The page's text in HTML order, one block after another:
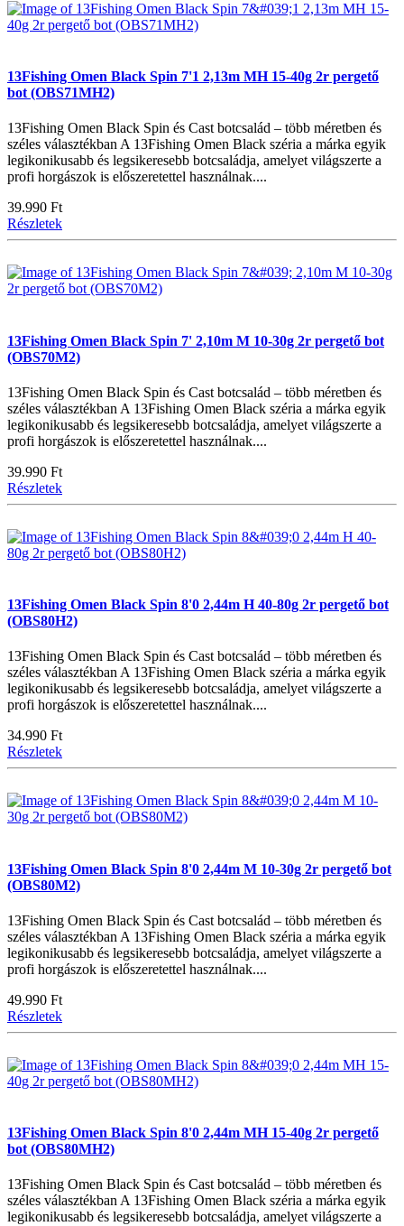
13Fishing Omen Black Spin 7'1 2,13m MH 15-40g 2r pergető
bot (OBS71MH2)
13Fishing Omen Black Spin és Cast botcsalád – több méretben és
széles választékban A 13Fishing Omen Black széria a márka egyik
legikonikusabb és legsikeresebb botcsaládja, amelyet világszerte a
profi horgászok is előszeretettel használnak....
39.990 Ft
Részletek
13Fishing Omen Black Spin 7' 2,10m M 10-30g 2r pergető bot
(OBS70M2)
13Fishing Omen Black Spin és Cast botcsalád – több méretben és
széles választékban A 13Fishing Omen Black széria a márka egyik
legikonikusabb és legsikeresebb botcsaládja, amelyet világszerte a
profi horgászok is előszeretettel használnak....
39.990 Ft
Részletek
13Fishing Omen Black Spin 8'0 2,44m H 40-80g 2r pergető bot
(OBS80H2)
13Fishing Omen Black Spin és Cast botcsalád – több méretben és
széles választékban A 13Fishing Omen Black széria a márka egyik
legikonikusabb és legsikeresebb botcsaládja, amelyet világszerte a
profi horgászok is előszeretettel használnak....
34.990 Ft
Részletek
13Fishing Omen Black Spin 8'0 2,44m M 10-30g 2r pergető bot
(OBS80M2)
13Fishing Omen Black Spin és Cast botcsalád – több méretben és
széles választékban A 13Fishing Omen Black széria a márka egyik
legikonikusabb és legsikeresebb botcsaládja, amelyet világszerte a
profi horgászok is előszeretettel használnak....
49.990 Ft
Részletek
13Fishing Omen Black Spin 8'0 2,44m MH 15-40g 2r pergető
bot (OBS80MH2)
13Fishing Omen Black Spin és Cast botcsalád – több méretben és
széles választékban A 13Fishing Omen Black széria a márka egyik
legikonikusabb és legsikeresebb botcsaládja, amelyet világszerte a